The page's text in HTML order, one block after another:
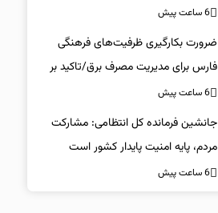
6 ساعت پیش
ضرورت بکارگیری ظرفیت‌های فرهنگی
فارس برای مدیریت مصرف برق/تاکید بر
همراهی همگانی در پویش ۲۵ درجه
6 ساعت پیش
جانشین فرمانده کل انتظامی: مشارکت
مردم، پایه امنیت پایدار کشور است
6 ساعت پیش